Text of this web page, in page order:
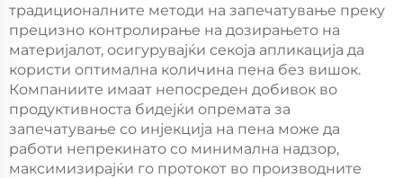
традиционалните методи на запечатување преку
прецизно контролирање на дозирањето на
материјалот, осигурувајќи секоја апликација да
користи оптимална количина пена без вишок.
Компаниите имаат непосреден добивок во
продуктивноста бидејќи опремата за
запечатување со инјекција на пена може да
работи непрекинато со минимална надзор,
максимизирајќи го протокот во производните